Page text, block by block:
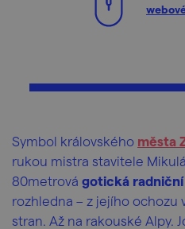
Symbol královského města
rukou mistra stavitele
80metrová gotická radniční
rozhledna – z jejího ochozu
stran. Až na rakouské Alpy.